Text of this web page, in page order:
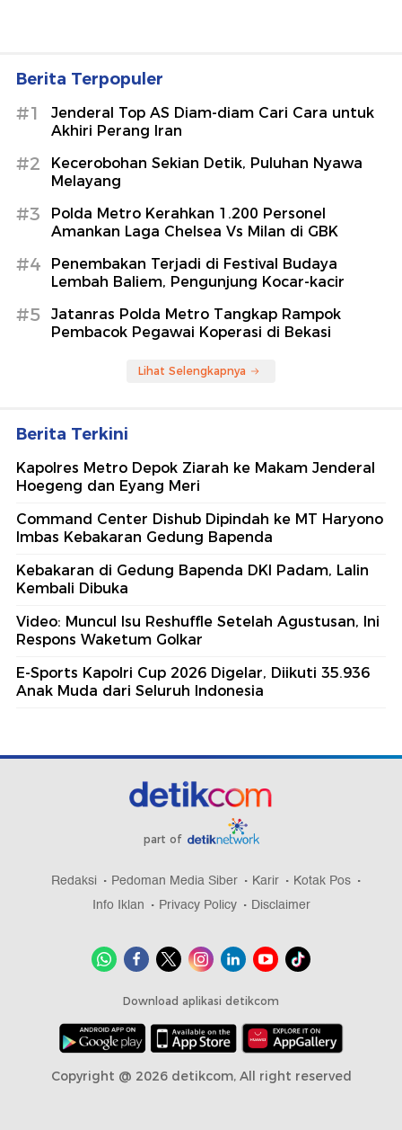
Berita Terpopuler
#1
Jenderal Top AS Diam-diam Cari Cara untuk
Akhiri Perang Iran
#2
Kecerobohan Sekian Detik, Puluhan Nyawa
Melayang
#3
Polda Metro Kerahkan 1.200 Personel
Amankan Laga Chelsea Vs Milan di GBK
#4
Penembakan Terjadi di Festival Budaya
Lembah Baliem, Pengunjung Kocar-kacir
#5
Jatanras Polda Metro Tangkap Rampok
Pembacok Pegawai Koperasi di Bekasi
Lihat Selengkapnya
Berita Terkini
Kapolres Metro Depok Ziarah ke Makam Jenderal
Hoegeng dan Eyang Meri
Command Center Dishub Dipindah ke MT Haryono
Imbas Kebakaran Gedung Bapenda
Kebakaran di Gedung Bapenda DKI Padam, Lalin
Kembali Dibuka
Video: Muncul Isu Reshuffle Setelah Agustusan, Ini
Respons Waketum Golkar
E-Sports Kapolri Cup 2026 Digelar, Diikuti 35.936
Anak Muda dari Seluruh Indonesia
part of
Redaksi Pedoman Media Siber Karir
Kotak Pos
Info Iklan
Privacy Policy Disclaimer
Download aplikasi detikcom
Copyright @ 2026 detikcom, All right reserved